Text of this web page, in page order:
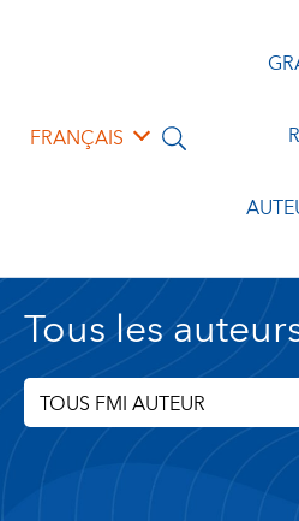
FRANÇAIS
Tous les
TOUS FMI AUTEUR